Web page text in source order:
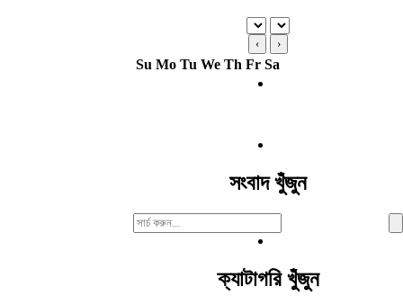
‹ ›
Su Mo Tu We Th Fr Sa
সংবাদ খুঁজুন
Search
For:
ক্যাটাগরি খুঁজুন